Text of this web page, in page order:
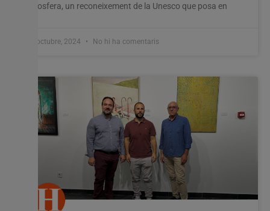
Biosfera, un reconeixement de la Unesco que posa en
8 octubre, 2024 No hi ha comentaris